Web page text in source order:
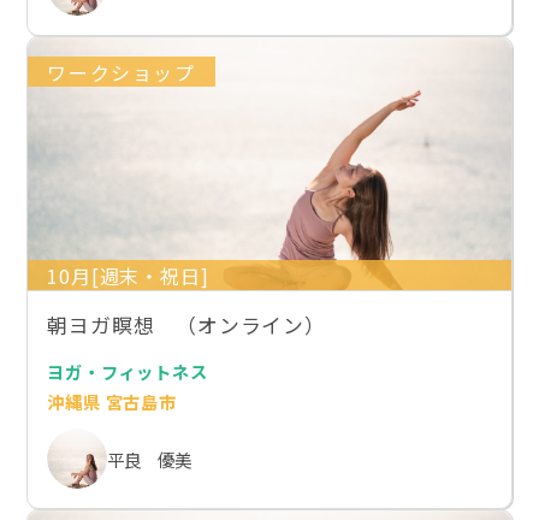
ワークショップ
10月[週末・祝日]
朝ヨガ瞑想 （オンライン）
ヨガ・フィットネス
沖縄県 宮古島市
平良 優美